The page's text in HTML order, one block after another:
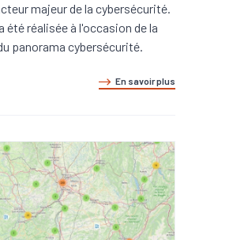
majeur de la cybersécurité.
été réalisée à l'occasion de la
panorama cybersécurité.
En savoir plus